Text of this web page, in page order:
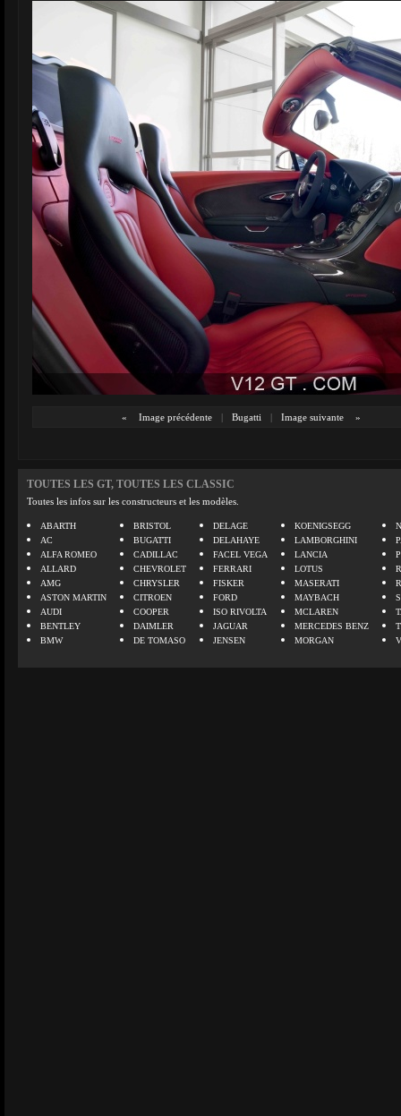
« Image précédente | Bugatti | Image suivante »
TOUTES LES GT, TOUTES LES CLASSIC
Toutes les infos sur les constructeurs et les modèles.
ABARTH
AC
ALFA ROMEO
ALLARD
AMG
ASTON MARTIN
AUDI
BENTLEY
BMW
BRISTOL
BUGATTI
CADILLAC
CHEVROLET
CHRYSLER
CITROEN
COOPER
DAIMLER
DE TOMASO
DELAGE
DELAHAYE
FACEL VEGA
FERRARI
FISKER
FORD
ISO RIVOLTA
JAGUAR
JENSEN
KOENIGSEGG
LAMBORGHINI
LANCIA
LOTUS
MASERATI
MAYBACH
MCLAREN
MERCEDES BENZ
MORGAN